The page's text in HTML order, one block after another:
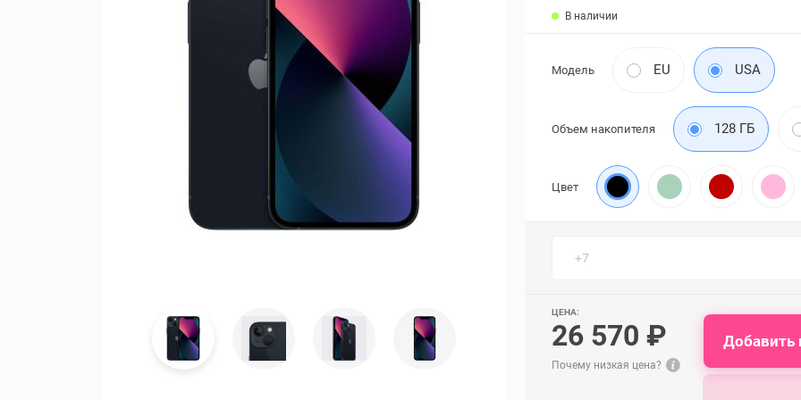
В наличии
Модель EU USA
Объем накопителя 128 ГБ
Цвет
ЦЕНА:
26 570 ₽
Почему низкая цена?
Добавить